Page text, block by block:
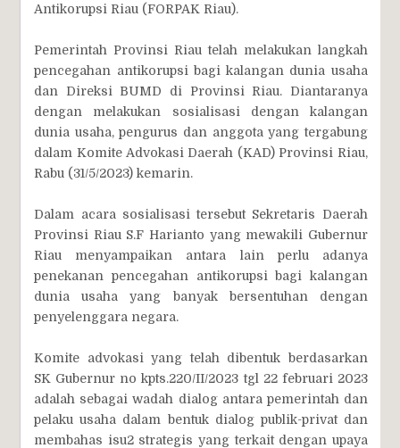
Antikorupsi Riau (FORPAK Riau).
Pemerintah Provinsi Riau telah melakukan langkah
pencegahan antikorupsi bagi kalangan dunia usaha
dan Direksi BUMD di Provinsi Riau. Diantaranya
dengan melakukan sosialisasi dengan kalangan
dunia usaha, pengurus dan anggota yang tergabung
dalam Komite Advokasi Daerah (KAD) Provinsi Riau,
Rabu (31/5/2023) kemarin.
Dalam acara sosialisasi tersebut Sekretaris Daerah
Provinsi Riau S.F Harianto yang mewakili Gubernur
Riau menyampaikan antara lain perlu adanya
penekanan pencegahan antikorupsi bagi kalangan
dunia usaha yang banyak bersentuhan dengan
penyelenggara negara.
Komite advokasi yang telah dibentuk berdasarkan
SK Gubernur no kpts.220/II/2023 tgl 22 februari 2023
adalah sebagai wadah dialog antara pemerintah dan
pelaku usaha dalam bentuk dialog publik-privat dan
membahas isu2 strategis yang terkait dengan upaya